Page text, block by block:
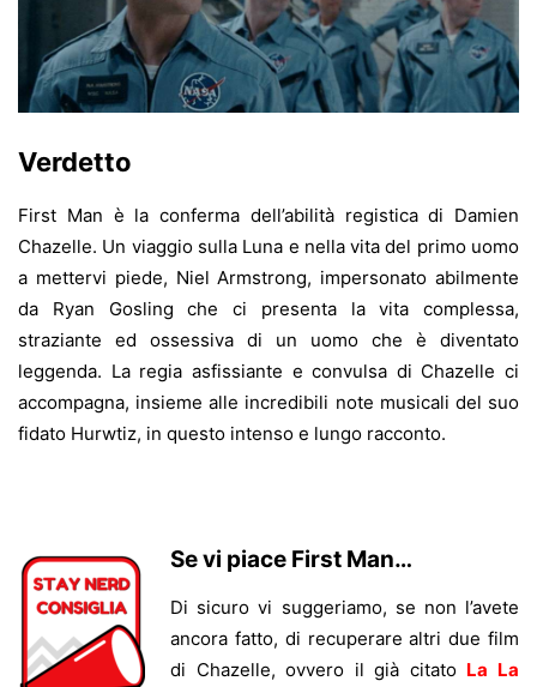
Verdetto
First Man è la conferma dell’abilità registica di Damien
Chazelle. Un viaggio sulla Luna e nella vita del primo uomo
a mettervi piede, Niel Armstrong, impersonato abilmente
da Ryan Gosling che ci presenta la vita complessa,
straziante ed ossessiva di un uomo che è diventato
leggenda. La regia asfissiante e convulsa di Chazelle ci
accompagna, insieme alle incredibili note musicali del suo
fidato Hurwtiz, in questo intenso e lungo racconto.
Se vi piace First Man…
Di sicuro vi suggeriamo, se non l’avete
ancora fatto, di recuperare altri due film
di Chazelle, ovvero il già citato La La